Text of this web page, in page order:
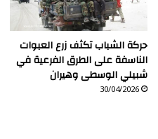
حركة الشباب تكثف زرع العبوات
الناسفة على الطرق الفرعية في
شبيلي الوسطى وهيران
30/04/2026